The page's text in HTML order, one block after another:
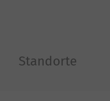
Standorte